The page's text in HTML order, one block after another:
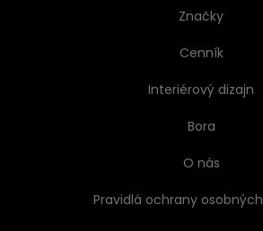
Značky
Cenník
Interiérový dizajn
Bora
O nás
Pravidlá ochrany